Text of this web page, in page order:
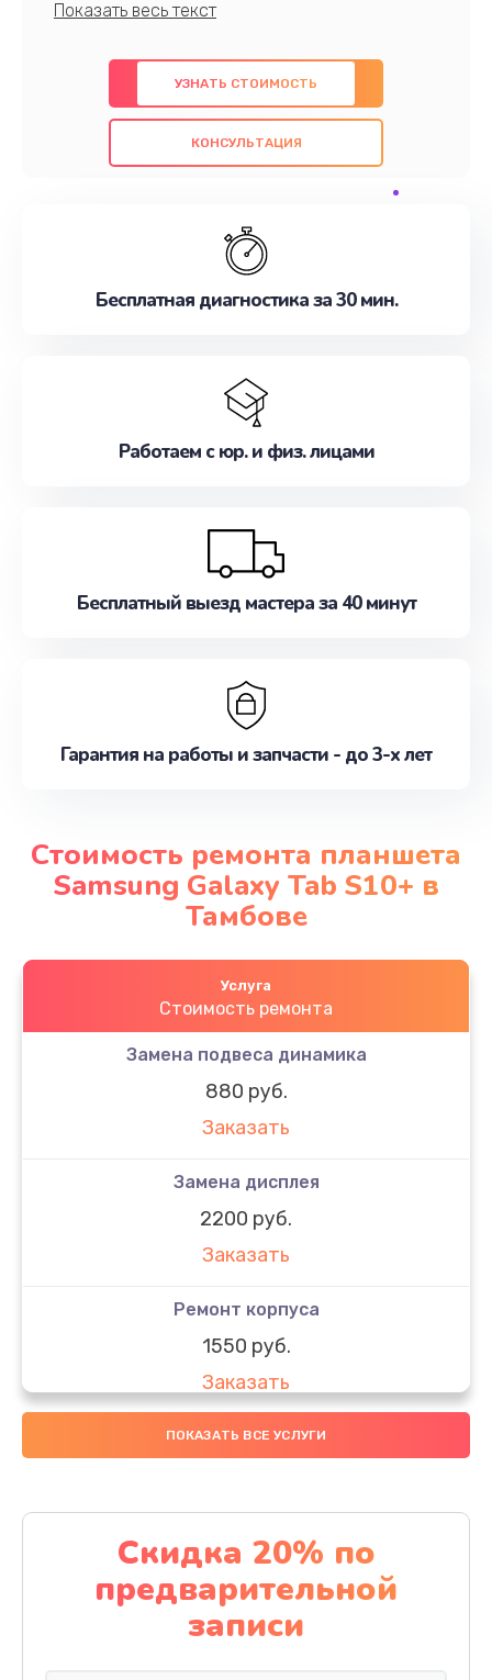
профессионалов с обширными знаниями и
предлагаем быстрый и качественный ремонт с
использованием оригинальных компонентов, а
также гарантируем качество всех
проведенных работ. Наша цель - предоставить
наилучшим образом. Не медлите записаться на
УЗНАТЬ СТОИМОСТЬ
КОНСУЛЬТАЦИЯ
Бесплатная диагностика за 30 мин.
Работаем с юр. и физ. лицами
Бесплатный выезд мастера за 40 минут
Гарантия на работы и запчасти - до 3-х лет
Стоимость ремонта планшета
Samsung Galaxy Tab S10+ в
Тамбове
Услуга
Стоимость ремонта
Замена подвеса динамика
880 руб.
Заказать
Замена дисплея
2200 руб.
Заказать
Ремонт корпуса
1550 руб.
Заказать
Настройка
Заказать
Ремонт кнопки
1200 руб.
Заказать
ПОКАЗАТЬ ВСЕ УСЛУГИ
Скидка 20% по
предварительной
записи